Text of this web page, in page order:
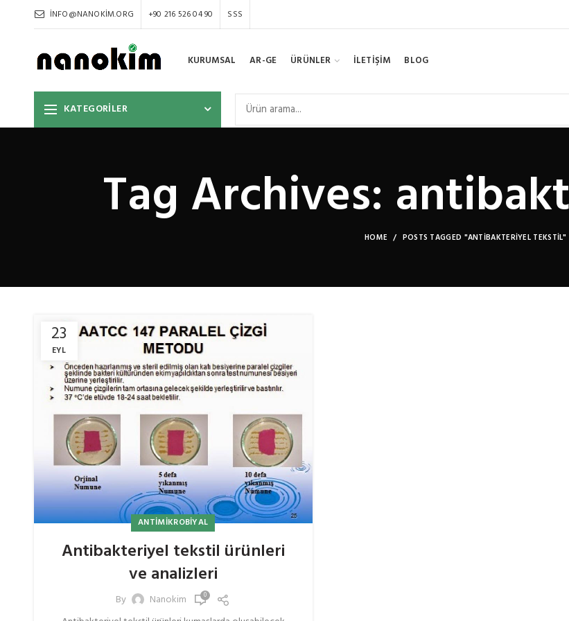
INFO@NANOKIM.ORG +90 216 526 04 90 SSS
KURUMSAL AR-GE ÜRÜNLER İLETİŞİM BLOG
KATEGORİLER
Tag Archives:
HOME POSTS TAGGED "ANTIBAKTERIYEL TEKSTIL"
23
EYL
ANTIMIKROBIYAL
Antibakteriyel tekstil ürünleri
ve analizleri
By Nanokim 0